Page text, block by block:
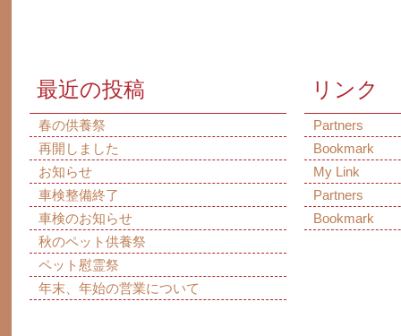
最近の投稿
春の供養祭
再開しました
お知らせ
車検整備終了
車検のお知らせ
秋のペット供養祭
ペット慰霊祭
年末、年始の営業について
リンク
Partners
Bookmark
My Link
Partners
Bookmark